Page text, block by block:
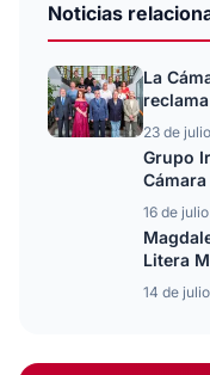
Noticias
La
23 de
Grupo
16 de
Litera
14 de